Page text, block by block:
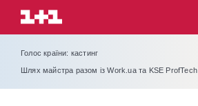
Голос країни: кастинг
Шлях майстра разом із Work.ua та KSE